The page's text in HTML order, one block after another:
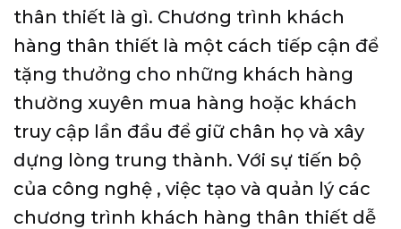
thân thiết là gì. Chương trình khách
hàng thân thiết là một cách tiếp cận để
tặng thưởng cho những khách hàng
thường xuyên mua hàng hoặc khách
truy cập lần đầu để giữ chân họ và xây
dựng lòng trung thành. Với sự tiến bộ
của công nghệ , việc tạo và quản lý các
chương trình khách hàng thân thiết dễ